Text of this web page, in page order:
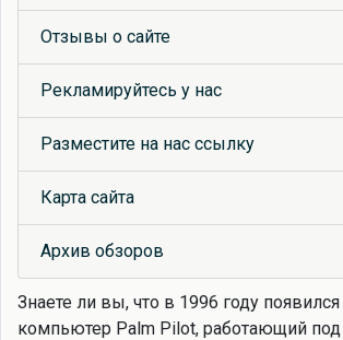
Отзывы о сайте
Рекламируйтесь у нас
Разместите на нас ссылку
Карта сайта
Архив обзоров
Знаете ли вы, что в 1996 году
компьютер Palm Pilot, работающий